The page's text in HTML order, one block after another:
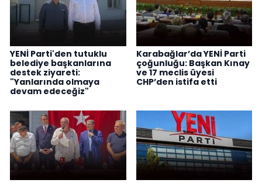
YENİ Parti'den tutuklu
belediye başkanlarına
destek ziyareti:
"Yanlarında olmaya
devam edeceğiz"
Karabağlar’da YENİ Parti
çoğunluğu: Başkan Kınay
ve 17 meclis üyesi
CHP’den istifa etti